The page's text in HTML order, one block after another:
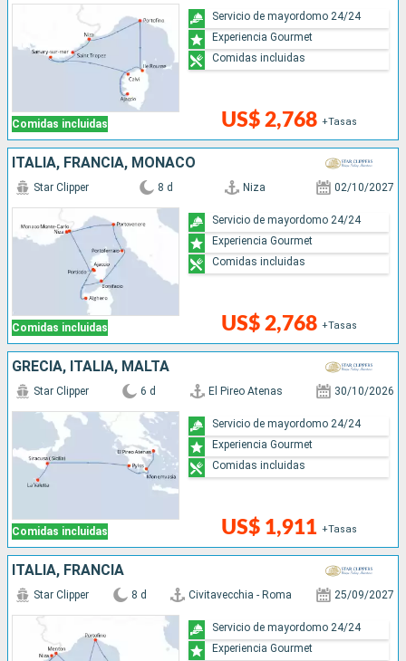
Comidas incluidas US$ 2,768 +Tasas
Servicio de mayordomo 24/24
Experiencia Gourmet
Comidas incluidas
ITALIA, FRANCIA, MONACO
Comidas incluidas
Star Clipper 8 d Niza 02/10/2027
US$ 2,768 +Tasas
Servicio de mayordomo 24/24
Experiencia Gourmet
Comidas incluidas
GRECIA, ITALIA, MALTA
Comidas incluidas
Star Clipper 6 d El Pireo Atenas 30/10/2026
US$ 1,911 +Tasas
Servicio de mayordomo 24/24
Experiencia Gourmet
Comidas incluidas
ITALIA, FRANCIA
Star Clipper 8 d Civitavecchia - Roma 25/09/2027
Servicio de mayordomo 24/24
Experiencia Gourmet